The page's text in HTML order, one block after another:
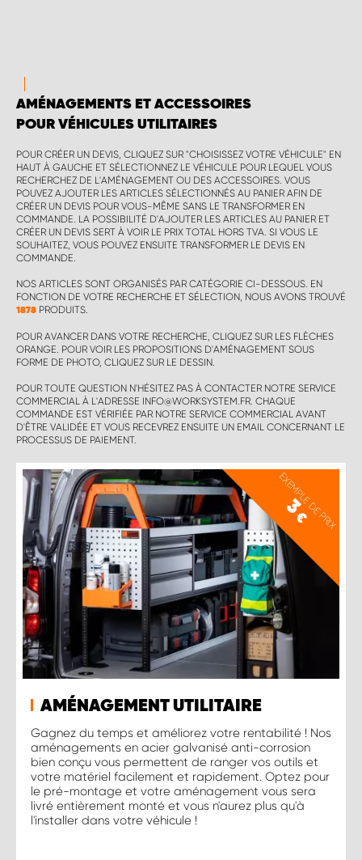
AMÉNAGEMENTS ET ACCESSOIRES
POUR VÉHICULES UTILITAIRES
POUR CRÉER UN DEVIS, CLIQUEZ SUR "CHOISISSEZ VOTRE VÉHICULE" EN
HAUT À GAUCHE ET SÉLECTIONNEZ LE VÉHICULE POUR LEQUEL VOUS
RECHERCHEZ DE L'AMÉNAGEMENT OU DES ACCESSOIRES. VOUS
POUVEZ AJOUTER LES ARTICLES SÉLECTIONNÉS AU PANIER AFIN DE
CRÉER UN DEVIS POUR VOUS-MÊME SANS LE TRANSFORMER EN
COMMANDE. LA POSSIBILITÉ D'AJOUTER LES ARTICLES AU PANIER ET
CRÉER UN DEVIS SERT À VOIR LE PRIX TOTAL HORS TVA. SI VOUS LE
SOUHAITEZ, VOUS POUVEZ ENSUITE TRANSFORMER LE DEVIS EN
COMMANDE.
NOS ARTICLES SONT ORGANISÉS PAR CATÉGORIE CI-DESSOUS. EN
FONCTION DE VOTRE RECHERCHE ET SÉLECTION, NOUS AVONS TROUVÉ
1878 PRODUITS.
POUR AVANCER DANS VOTRE RECHERCHE, CLIQUEZ SUR LES FLÈCHES
ORANGE. POUR VOIR LES PROPOSITIONS D'AMÉNAGEMENT SOUS
FORME DE PHOTO, CLIQUEZ SUR LE DESSIN.
POUR TOUTE QUESTION N'HÉSITEZ PAS À CONTACTER NOTRE SERVICE
COMMERCIAL À L'ADRESSE INFO@WORKSYSTEM.FR. CHAQUE
COMMANDE EST VÉRIFIÉE PAR NOTRE SERVICE COMMERCIAL AVANT
D'ÊTRE VALIDÉE ET VOUS RECEVREZ ENSUITE UN EMAIL CONCERNANT LE
PROCESSUS DE PAIEMENT.
EXEMPLE DE PRIX
3
€
AMÉNAGEMENT UTILITAIRE
Gagnez du temps et améliorez votre rentabilité ! Nos
aménagements en acier galvanisé anti-corrosion
bien conçu vous permettent de ranger vos outils et
votre matériel facilement et rapidement. Optez pour
le pré-montage et votre aménagement vous sera
livré entièrement monté et vous n'aurez plus qu'à
l'installer dans votre véhicule !